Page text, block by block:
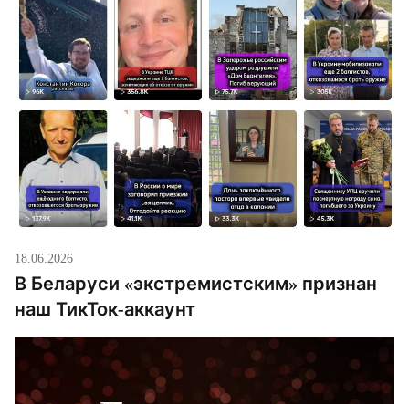
18.06.2026
В Беларуси «экстремистским» признан
наш ТикТок-аккаунт